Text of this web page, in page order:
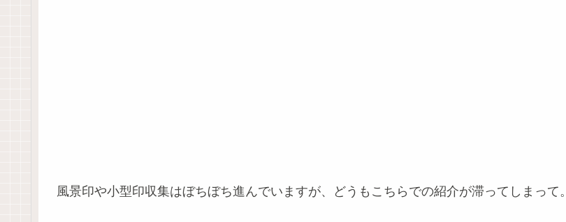
風景印や小型印収集はぼちぼち進んでいますが、どうもこちらでの紹介が滞ってしまって。